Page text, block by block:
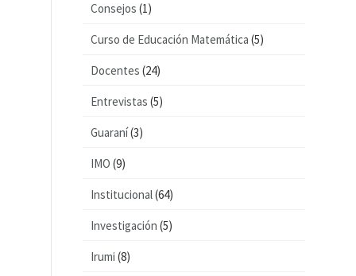
Consejos (1)
Curso de Educación Matemática (5)
Docentes (24)
Entrevistas (5)
Guaraní(3)
IMO (9)
Institucional(64)
Investigación (5)
Irumi (8)